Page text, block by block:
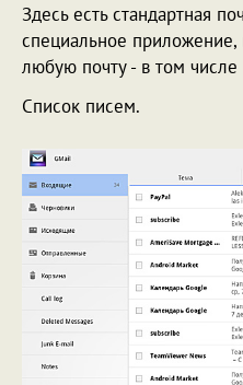
Здесь есть стандартная
специальное
любую почту - в том числе
Список писем.